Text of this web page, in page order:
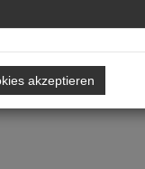
akzeptieren